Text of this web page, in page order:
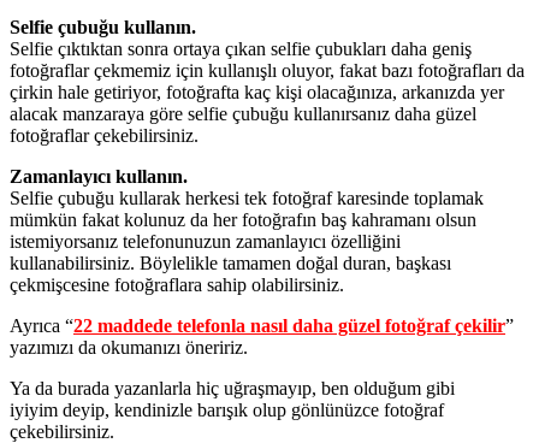
Selfie çubuğu kullanın.
Selfie çıktıktan sonra ortaya çıkan selfie çubukları daha geniş
fotoğraflar çekmemiz için kullanışlı oluyor, fakat bazı fotoğrafları da
çirkin hale getiriyor, fotoğrafta kaç kişi olacağınıza, arkanızda yer
alacak manzaraya göre selfie çubuğu kullanırsanız daha güzel
fotoğraflar çekebilirsiniz.
Zamanlayıcı kullanın.
Selfie çubuğu kullarak herkesi tek fotoğraf karesinde toplamak
mümkün fakat kolunuz da her fotoğrafın baş kahramanı olsun
istemiyorsanız telefonunuzun zamanlayıcı özelliğini
kullanabilirsiniz. Böylelikle tamamen doğal duran, başkası
çekmişcesine fotoğraflara sahip olabilirsiniz.
Ayrıca “22 maddede telefonla nasıl daha güzel fotoğraf çekilir”
yazımızı da okumanızı öneririz.
Ya da burada yazanlarla hiç uğraşmayıp, ben olduğum gibi
iyiyim deyip, kendinizle barışık olup gönlünüzce fotoğraf
çekebilirsiniz.